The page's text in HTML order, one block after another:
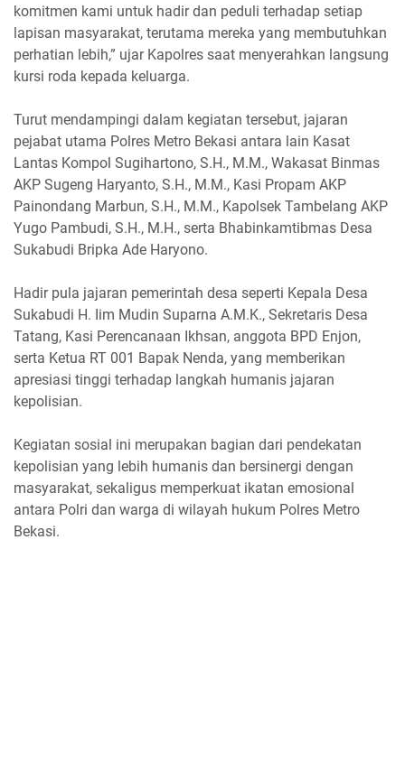
komitmen kami untuk hadir dan peduli terhadap setiap
lapisan masyarakat, terutama mereka yang membutuhkan
perhatian lebih,” ujar Kapolres saat menyerahkan langsung
kursi roda kepada keluarga.
Turut mendampingi dalam kegiatan tersebut, jajaran
pejabat utama Polres Metro Bekasi antara lain Kasat
Lantas Kompol Sugihartono, S.H., M.M., Wakasat Binmas
AKP Sugeng Haryanto, S.H., M.M., Kasi Propam AKP
Painondang Marbun, S.H., M.M., Kapolsek Tambelang AKP
Yugo Pambudi, S.H., M.H., serta Bhabinkamtibmas Desa
Sukabudi Bripka Ade Haryono.
Hadir pula jajaran pemerintah desa seperti Kepala Desa
Sukabudi H. Iim Mudin Suparna A.M.K., Sekretaris Desa
Tatang, Kasi Perencanaan Ikhsan, anggota BPD Enjon,
serta Ketua RT 001 Bapak Nenda, yang memberikan
apresiasi tinggi terhadap langkah humanis jajaran
kepolisian.
Kegiatan sosial ini merupakan bagian dari pendekatan
kepolisian yang lebih humanis dan bersinergi dengan
masyarakat, sekaligus memperkuat ikatan emosional
antara Polri dan warga di wilayah hukum Polres Metro
Bekasi.